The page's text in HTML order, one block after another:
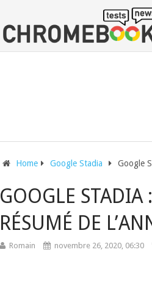
Home Google Stadia Google
GOOGLE STADIA
RÉSUMÉ DE
Romain novembre 26, 2020, 06:30